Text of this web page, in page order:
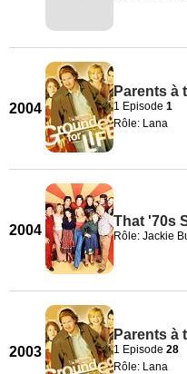
2004
Parents à
1 Episode 1
Rôle: Lana
2004
That '70s
Rôle: Jackie
2003
Parents à
1 Episode 28
Rôle: Lana